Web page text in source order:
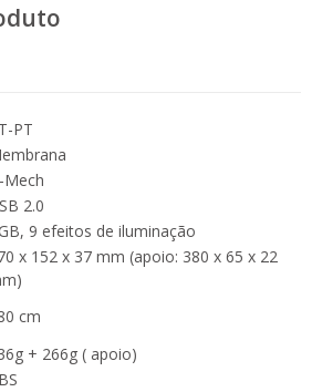
PT
Mech
2.0
9 efeitos de iluminação
x 152 x 37 mm (apoio: 380 x 65 x 22
cm
+ 266g ( apoio)